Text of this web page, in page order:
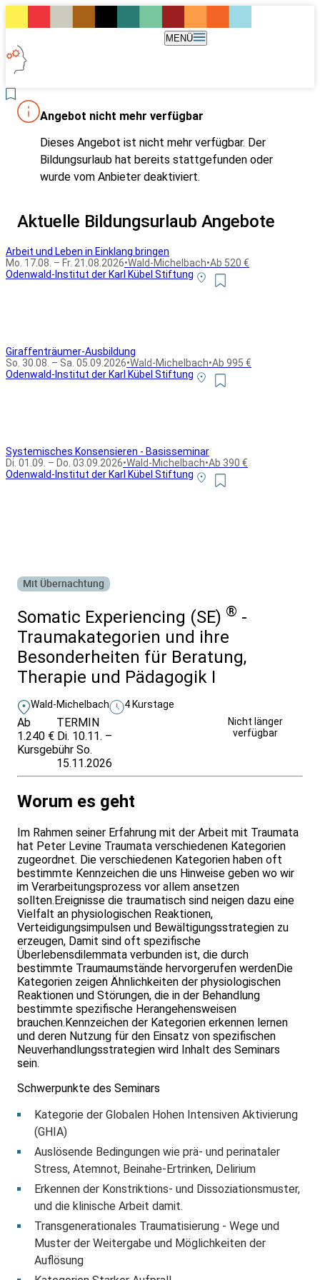
MENÜ
Angebot nicht mehr verfügbar
Dieses Angebot ist nicht mehr verfügbar. Der
Bildungsurlaub hat bereits stattgefunden oder
wurde vom Anbieter deaktiviert.
Aktuelle Bildungsurlaub Angebote
Arbeit und Leben in Einklang bringen
Mo. 17.08. – Fr. 21.08.2026•Wald-Michelbach•Ab 520 €
Odenwald-Institut der Karl Kübel Stiftung
Giraffenträumer-Ausbildung
So. 30.08. – Sa. 05.09.2026•Wald-Michelbach•Ab 995 €
Odenwald-Institut der Karl Kübel Stiftung
Systemisches Konsensieren - Basisseminar
Di. 01.09. – Do. 03.09.2026•Wald-Michelbach•Ab 390 €
Odenwald-Institut der Karl Kübel Stiftung
Mit Übernachtung
Somatic Experiencing (SE) ® -
Traumakategorien und ihre
Besonderheiten für Beratung,
Therapie und Pädagogik I
Wald-Michelbach 4 Kurstage
Ab
1.240 €
Kursgebühr
TERMIN
Di. 10.11. –
So.
15.11.2026
Nicht länger
verfügbar
Worum es geht
Im Rahmen seiner Erfahrung mit der Arbeit mit Traumata
hat Peter Levine Traumata verschiedenen Kategorien
zugeordnet. Die verschiedenen Kategorien haben oft
bestimmte Kennzeichen die uns Hinweise geben wo wir
im Verarbeitungsprozess vor allem ansetzen
sollten.Ereignisse die traumatisch sind neigen dazu eine
Vielfalt an physiologischen Reaktionen,
Verteidigungsimpulsen und Bewältigungsstrategien zu
erzeugen, Damit sind oft spezifische
Überlebensdilemmata verbunden ist, die durch
bestimmte Traumaumstände hervorgerufen werdenDie
Kategorien zeigen Ähnlichkeiten der physiologischen
Reaktionen und Störungen, die in der Behandlung
bestimmte spezifische Herangehensweisen
brauchen.Kennzeichen der Kategorien erkennen lernen
und deren Nutzung für den Einsatz von spezifischen
Neuverhandlungsstrategien wird Inhalt des Seminars
sein.
Schwerpunkte des Seminars
Kategorie der Globalen Hohen Intensiven Aktivierung
(GHIA)
Auslösende Bedingungen wie prä- und perinataler
Stress, Atemnot, Beinahe-Ertrinken, Delirium
Erkennen der Konstriktions- und Dissoziationsmuster,
und die klinische Arbeit damit.
Transgenerationales Traumatisierung - Wege und
Muster der Weitergabe und Möglichkeiten der
Auflösung